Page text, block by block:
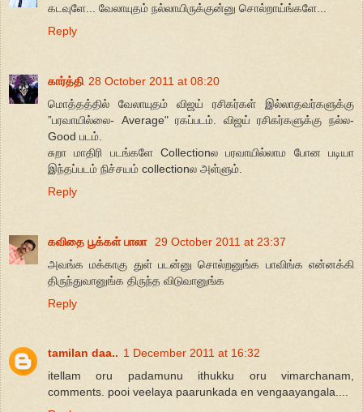
கடவுளே... வேலாயுதம் நல்லாயிருக்குன்னு சொல்றாய்ங்களே...
Reply
கார்த்தி 28 October 2011 at 08:20
மொத்தத்தில் வேலாயுதம் விஜய் ரசிகர்கள் இல்லாதவர்களுக்கு
”பரவாயில்லை- Average" ரகப்படம். விஜய் ரசிகர்களுக்கு நல்ல-
Good படம்.
சுறா மாதிரி படங்களே Collectionல பரவாயில்லாம போன படியா
இந்தப்படம் நிச்சயம் collectionல அள்ளும்.
Reply
கவிதை பூக்கள் பாலா
29 October 2011 at 23:37
அவங்க மக்காகு துள் படன்னு சொல்றனுங்க பாவிங்க என்னக்கி
திருந்துவானுங்க திருந்த விடுவானுங்க
Reply
tamilan daa.. 1 December 2011 at 16:32
itellam oru padamunu ithukku oru vimarchanam,
comments. pooi veelaya paarunkada en vengaayangala....